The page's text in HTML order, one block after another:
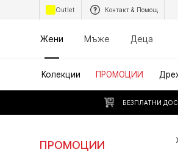
Outlet Контакт & Помощ
Жени Мъже Деца
Колекции ПРОМОЦИИ
БЕЗПЛАТНИ
ПРОМОЦИИ